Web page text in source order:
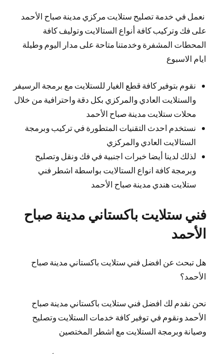
نعمل في خدمة تصليح ستلايت مركزي مدينة صباح الأحمد
على فك وتركيب كافة أنواع الستالايت وتوليف كافة
المحطات المشفرة وخدمتنا متاحة على مدار اليوم وطيلة
ايام الاسبوع
نقوم بتوفير كافة قطع الغيار للستلايت مع برمجة الرسيفر
والستلايت العادي والمركزي بكل دقة واحترافية من خلال
محلات ستلايت مدينة صباح الأحمد
نستخدم احدث التقنيات المتطورة في تركيب وبرمجة
الستالايت العادي والمركزي
لذلك لدينا أيضا خبرات اجنبية في فك ونقل وتصليح
وبرمجة كافة انواع الستالايت بواسطة اشطر فني
ستلايت هندي مدينة صباح الأحمد
فني ستلايت باكستاني مدينة صباح
الأحمد
هل تبحث عن افضل فني ستلايت باكستاني مدينة صباح
الأحمد؟
نحن نقدم لك افضل فني ستلايت باكستاني مدينة صباح
الأحمد ونقوم في توفير كافة خدمات الستلايت وتصليح
وصيانة وبرمجة الستلايت مع اشطر المختصين